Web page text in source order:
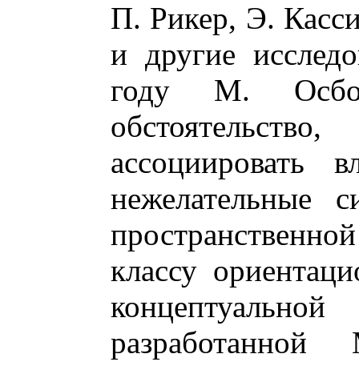
П. Рикер, Э.
и другие
году М.
ассоциировать
нежелательные
классу